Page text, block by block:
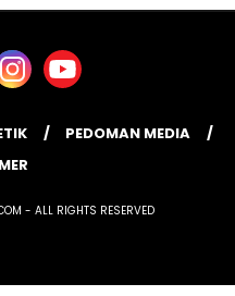
PEDOMAN MEDIA
- ALL RIGHTS RESERVED